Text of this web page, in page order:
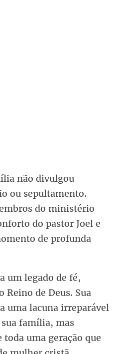
não divulgou
ou sepultamento.
do ministério
do pastor Joel e
de profunda
um legado de fé,
Reino de Deus. Sua
uma lacuna irreparável
família, mas
uma geração que